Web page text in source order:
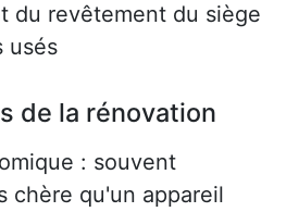
du revêtement du siège
usés
de la rénovation
: souvent
chère qu'un appareil